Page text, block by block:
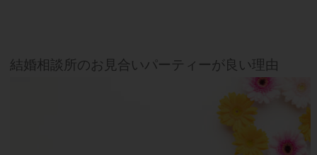
結婚相談所のお見合いパーティーが良い理由